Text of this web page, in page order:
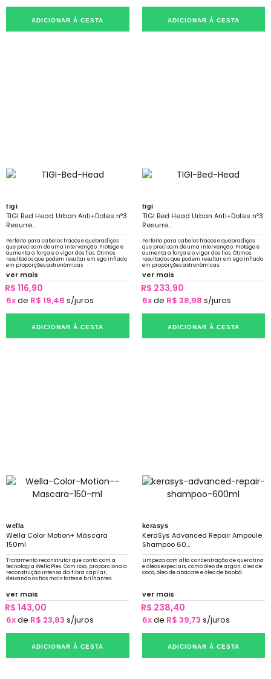
ADICIONAR À CESTA ADICIONAR À CESTA
tigi
TIGI Bed Head Urban Anti+Dotes nº3
Resurre...
Perfeito para cabelos fracos e quebradiços
que precisam de uma intervenção. Protege e
aumenta a força e o vigor dos fios. Ótimos
resultados que podem resultar em ego inflado
em proporções astronômicas
ver mais
R$ 116,90
6xde R$ 19,48 s/juros
ADICIONAR À CESTA
tigi
TIGI Bed Head Urban Anti+Dotes nº3
Resurre...
Perfeito para cabelos fracos e quebradiços
que precisam de uma intervenção. Protege e
aumenta a força e o vigor dos fios. Ótimos
resultados que podem resultar em ego inflado
em proporções astronômicas.
ver mais
R$ 233,90
6xde R$ 38,98 s/juros
ADICIONAR À CESTA
wella
Wella Color Motion+ Máscara
150ml
Tratamento reconstrutor que conta com a
tecnologia WellaPlex. Com isso, proporciona a
reconstrução intensa da fibra capilar,
deixando os fios mais fortes e brilhantes.
ver mais
R$ 143,00
6xde R$ 23,83 s/juros
ADICIONAR À CESTA
kerasys
KeraSys Advanced Repair Ampoule
Shampoo 60...
Limpeza com alta concentração de queratina
e óleos especiais, como óleo de argan, óleo de
coco, óleo de abacate e óleo de baobá.
ver mais
R$ 238,40
6xde R$ 39,73 s/juros
ADICIONAR À CESTA